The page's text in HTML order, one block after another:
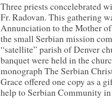
Three priests concelebrated
Fr. Radovan. This gathering
Annunciation to the Mother
the small Serbian mission
“satellite” parish of Denver
banquet were held in the
monograph The Serbian
Grace offered one copy as a
help to Serbian Community